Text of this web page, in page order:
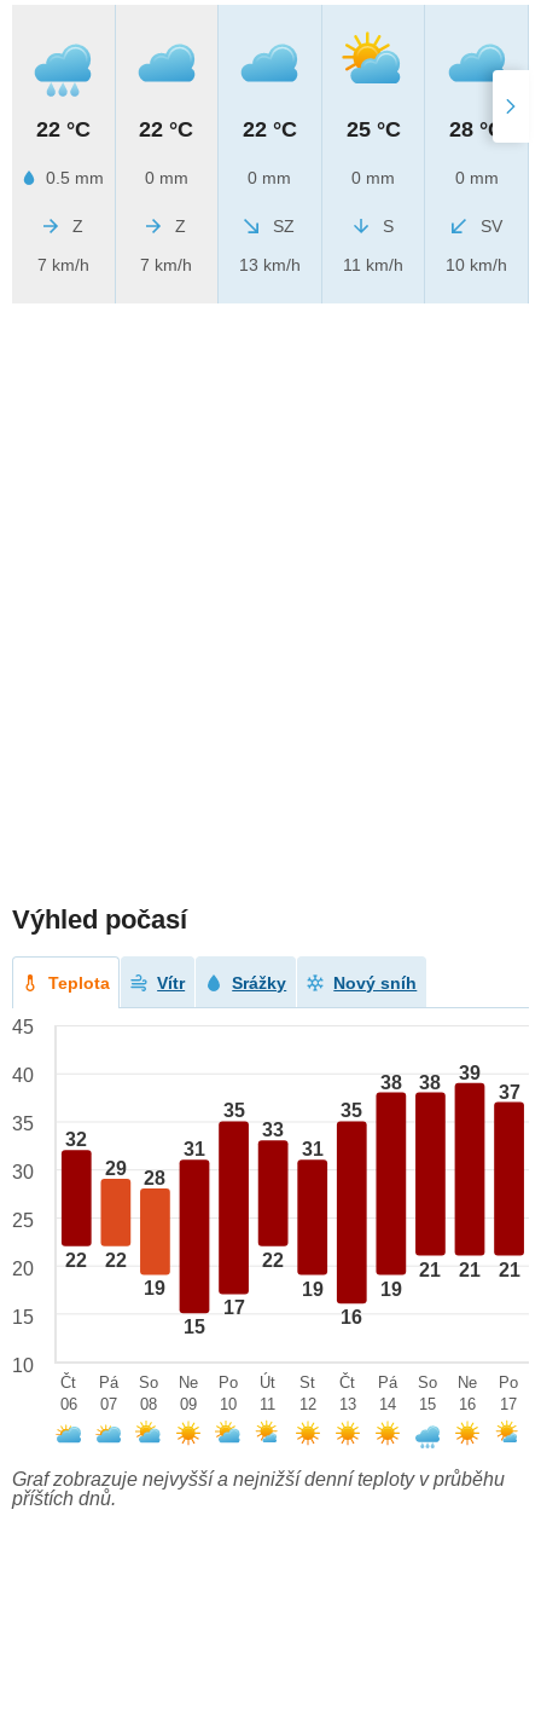
22 °C
0.5 mm
Z
7 km/h
22 °C
0 mm
Z
7 km/h
22 °C
0 mm
SZ
13 km/h
25 °C
0 mm
S
11 km/h
28 °C
0 mm
SV
10 km/h
Výhled počasí
Teplota Vítr Srážky Nový sníh
32
22
29
22
28
19
31
15
35
17
33
22
31
19
35
16
38
19
38
21
39
21
37
21
45
40
35
30
25
20
15
10
Čt
06
Pá
07
So
08
Ne
09
Po
10
Út
11
St
12
Čt
13
Pá
14
So
15
Ne
16
Po
17
Graf zobrazuje nejvyšší a nejnižší denní teploty v průběhu
příštích dnů.